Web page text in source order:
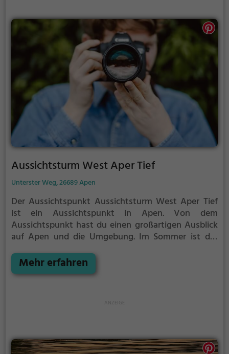
Informationen hierzu findest du auf der Website.
Aussichtsturm West Aper Tief
Unterster Weg, 26689 Apen
Der Aussichtspunkt Aussichtsturm West Aper Tief
ist ein Aussichtspunkt in Apen. Von dem
Aussichtspunkt hast du einen großartigen Ausblick
auf Apen und die Umgebung. Im Sommer ist der
schönes Ausflugsziel für Familienausflüge,
Wanderungen oder zum Picknicken und lockt an
Mehr erfahren